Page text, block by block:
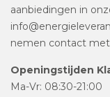
aanbiedingen in
nemen contact met
Openingstijden
Ma-Vr: 08:30-21:00